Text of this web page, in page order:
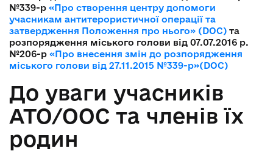
№339-р «Про створення центру допомоги
учасникам антитерористичної операції та
затвердження Положення про нього» (DOC) та
розпорядження міського голови від 07.07.2016 р.
№206-р «Про внесення змін до розпорядження
міського голови від 27.11.2015 №339-р»(DOC)
До уваги учасників
АТО/ООС та членів їх
родин